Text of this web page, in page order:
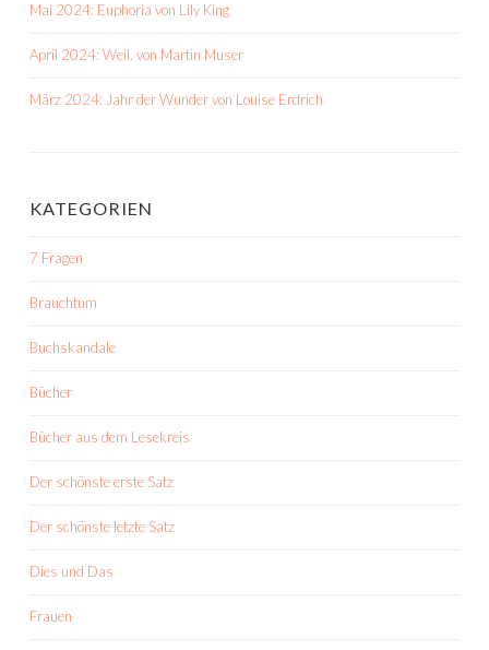
Mai 2024: Euphoria von Lily King
April 2024: Weil. von Martin Muser
März 2024: Jahr der Wunder von Louise Erdrich
KATEGORIEN
7 Fragen
Brauchtum
Buchskandale
Bücher
Bücher aus dem Lesekreis
Der schönste erste Satz
Der schönste letzte Satz
Dies und Das
Frauen